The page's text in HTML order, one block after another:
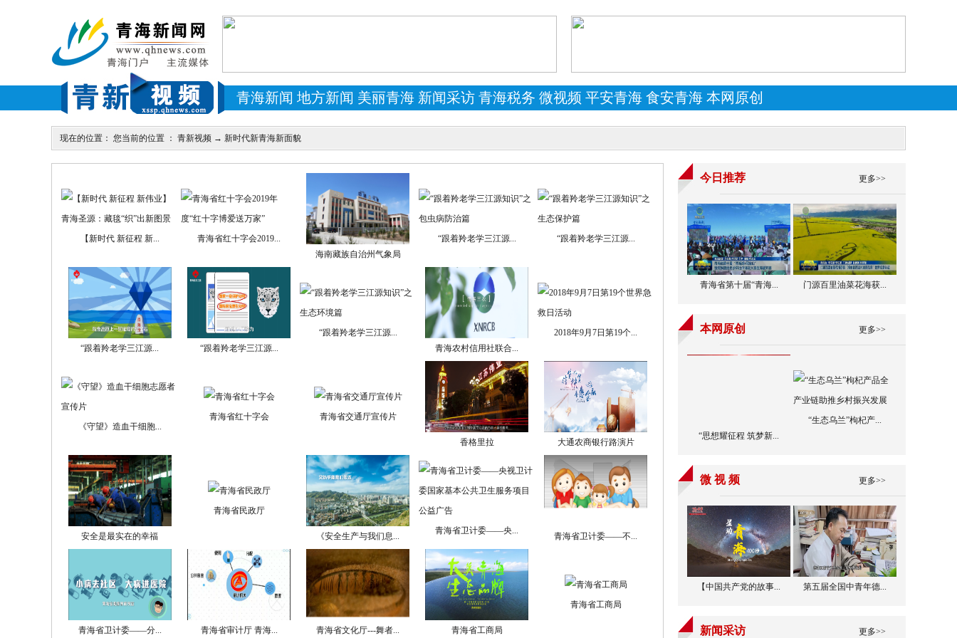
青海新闻 地方新闻 美丽青海 新闻采访 青海税务 微视频 平安青海 食安青海 本网原创
现在的位置： 您当前的位置 ： 青新视频 → 新时代新青海新面貌
【新时代 新征程 新...
青海省红十字会2019...
海南藏族自治州气象局
“跟着羚老学三江源... “跟着羚老学三江源...
“跟着羚老学三江源... “跟着羚老学三江源...
“跟着羚老学三江源...
青海农村信用社联合...
2018年9月7日第19个...
《守望》造血干细胞...
青海省红十字会 青海省交通厅宣传片
香格里拉 大通农商银行路演片
安全是最实在的幸福
青海省民政厅
《安全生产与我们息...
青海省卫计委——央...
青海省卫计委——不...
青海省卫计委——分... 青海省审计厅 青海... 青海省文化厅---舞者... 青海省工商局
青海省工商局